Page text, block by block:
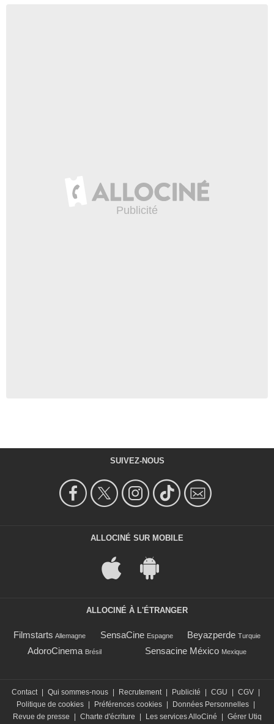
SUIVEZ-NOUS
ALLOCINÉ SUR MOBILE
ALLOCINÉ À L'ÉTRANGER
Filmstarts Allemagne SensaCine Espagne Beyazperde Turquie
AdoroCinema Brésil Sensacine México Mexique
Contact | Qui sommes-nous | Recrutement | Publicité | CGU | CGV |
Politique de cookies | Préférences cookies | Données Personnelles |
Revue de presse
| Charte d'écriture | Les services AlloCiné | Gérer Utiq